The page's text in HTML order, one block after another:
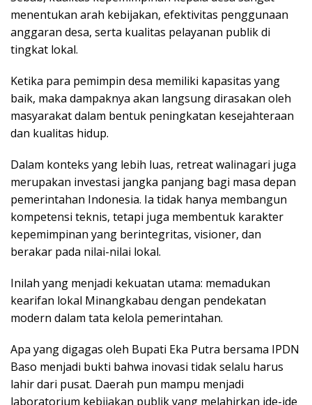
menentukan arah kebijakan, efektivitas penggunaan
anggaran desa, serta kualitas pelayanan publik di
tingkat lokal.
Ketika para pemimpin desa memiliki kapasitas yang
baik, maka dampaknya akan langsung dirasakan oleh
masyarakat dalam bentuk peningkatan kesejahteraan
dan kualitas hidup.
Dalam konteks yang lebih luas, retreat walinagari juga
merupakan investasi jangka panjang bagi masa depan
pemerintahan Indonesia. Ia tidak hanya membangun
kompetensi teknis, tetapi juga membentuk karakter
kepemimpinan yang berintegritas, visioner, dan
berakar pada nilai-nilai lokal.
Inilah yang menjadi kekuatan utama: memadukan
kearifan lokal Minangkabau dengan pendekatan
modern dalam tata kelola pemerintahan.
Apa yang digagas oleh Bupati Eka Putra bersama IPDN
Baso menjadi bukti bahwa inovasi tidak selalu harus
lahir dari pusat. Daerah pun mampu menjadi
laboratorium kebijakan publik yang melahirkan ide-ide